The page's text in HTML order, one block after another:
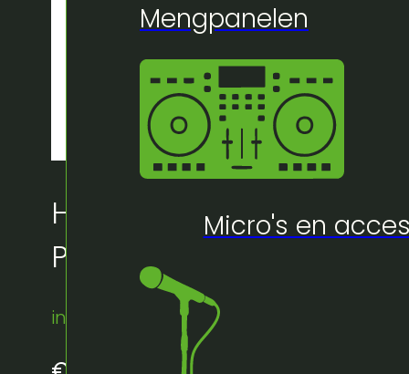
Mengpanelen
Micro's en
Huur bij Artifex:
Proflex Fixed leg 80 cm
instock